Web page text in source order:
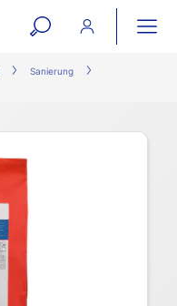
open
search
Sanierung